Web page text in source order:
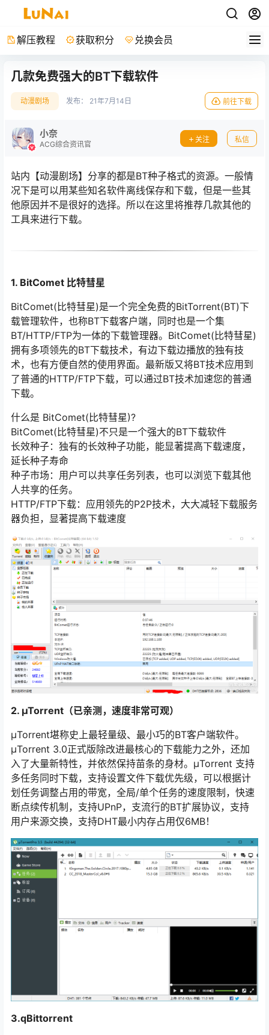
解压教程 获取积分 兑换会员
几款免费强大的BT下载软件
动漫剧场 发布： 21年7月14日 前往下载
小奈
ACG综合资讯官
关注 私信
站内【动漫剧场】分享的都是BT种子格式的资源。一般情
况下是可以用某些知名软件离线保存和下载，但是一些其
他原因并不是很好的选择。所以在这里将推荐几款其他的
工具来进行下载。
1. BitComet 比特彗星
BitComet(比特彗星)是一个完全免费的BitTorrent(BT)下
载管理软件，也称BT下载客户端，同时也是一个集
BT/HTTP/FTP为一体的下载管理器。BitComet(比特彗星)
拥有多项领先的BT下载技术，有边下载边播放的独有技
术，也有方便自然的使用界面。最新版又将BT技术应用到
了普通的HTTP/FTP下载，可以通过BT技术加速您的普通
下载。
什么是 BitComet(比特彗星)?
BitComet(比特彗星)不只是一个强大的BT下载软件
长效种子：独有的长效种子功能，能显著提高下载速度，
延长种子寿命
种子市场：用户可以共享任务列表，也可以浏览下载其他
人共享的任务。
HTTP/FTP下载：应用领先的P2P技术，大大减轻下载服务
器负担，显著提高下载速度
2. µTorrent（已亲测，速度非常可观）
μTorrent堪称史上最轻量级、最小巧的BT客户端软件。
μTorrent 3.0正式版除改进最核心的下载能力之外，还加
入了大量新特性，并依然保持苗条的身材。μTorrent 支持
多任务同时下载，支持设置文件下载优先级，可以根据计
划任务调整占用的带宽，全局/单个任务的速度限制，快速
断点续传机制，支持UPnP，支流行的BT扩展协议，支持
用户来源交换，支持DHT最小内存占用仅6MB！
3.qBittorrent